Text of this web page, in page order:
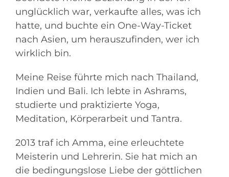
unglücklich war, verkaufte alles, was ich
hatte, und buchte ein One-Way-Ticket
nach Asien, um herauszufinden, wer ich
wirklich bin.
Meine Reise führte mich nach Thailand,
Indien und Bali. Ich lebte in Ashrams,
studierte und praktizierte Yoga,
Meditation, Körperarbeit und Tantra.
2013 traf ich Amma, eine erleuchtete
Meisterin und Lehrerin. Sie hat mich an
die bedingungslose Liebe der göttlichen